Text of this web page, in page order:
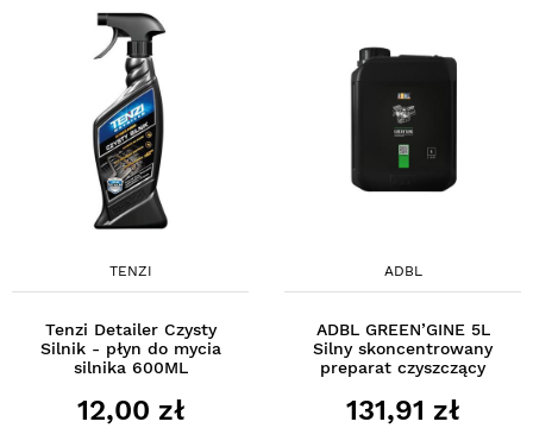
TENZI
Tenzi Detailer Czysty
Silnik - płyn do mycia
silnika 600ML
12,00 zł
ADBL
ADBL GREEN’GINE 5L
Silny skoncentrowany
preparat czyszczący
131,91 zł